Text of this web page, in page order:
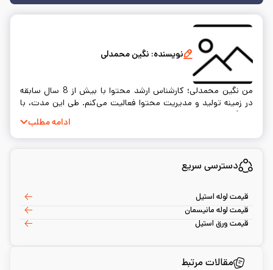
نویسنده: نگین محمدلی
من نگین محمدلی؛ کارشناس ارشد محتوا با بیش از 8 سال سابقه
در زمینه تولید و مدیریت محتوا فعالیت می‌کنم. طی این مدت، با
بهره‌گیری از دانش تخصصی در زمینه‌های مختلف محتوا و فناوری،
توانسته‌ام پروژه‌های موفقی در بهینه‌سازی موتور جستجو و
استراتژی‌های تولید محتوا انجام دهم. همیشه در تلاش هستم تا
ادامه مطلب
دسترسی سریع
قیمت لوله استیل
قیمت لوله مانیسمان
قیمت ورق استیل
مقالات مرتبط